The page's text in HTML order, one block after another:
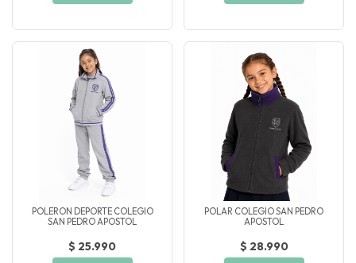
POLERON DEPORTE COLEGIO
SAN PEDRO APOSTOL
$ 25.990
POLAR COLEGIO SAN PEDRO
APOSTOL
$ 28.990